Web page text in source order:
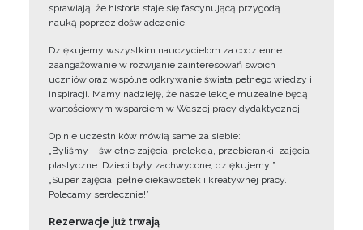
sprawiają, że historia staje się fascynującą przygodą i
nauką poprzez doświadczenie.
Dziękujemy wszystkim nauczycielom za codzienne
zaangażowanie w rozwijanie zainteresowań swoich
uczniów oraz wspólne odkrywanie świata pełnego wiedzy i
inspiracji. Mamy nadzieję, że nasze lekcje muzealne będą
wartościowym wsparciem w Waszej pracy dydaktycznej.
Opinie uczestników mówią same za siebie:
„Byliśmy – świetne zajęcia, prelekcja, przebieranki, zajęcia
plastyczne. Dzieci były zachwycone, dziękujemy!”
„Super zajęcia, pełne ciekawostek i kreatywnej pracy.
Polecamy serdecznie!”
Rezerwacje już trwają